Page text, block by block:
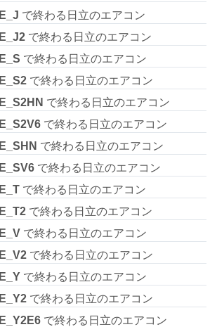
E_J で終わる日立のエアコン
E_J2 で終わる日立のエアコン
E_S で終わる日立のエアコン
E_S2 で終わる日立のエアコン
E_S2HN で終わる日立のエアコン
E_S2V6 で終わる日立のエアコン
E_SHN で終わる日立のエアコン
E_SV6 で終わる日立のエアコン
E_T で終わる日立のエアコン
E_T2 で終わる日立のエアコン
E_V で終わる日立のエアコン
E_V2 で終わる日立のエアコン
E_Y で終わる日立のエアコン
E_Y2 で終わる日立のエアコン
E_Y2E6 で終わる日立のエアコン